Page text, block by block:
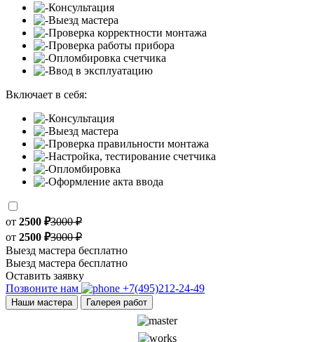
Консультация
Выезд мастера
Проверка корректности монтажа
Проверка работы прибора
Опломбировка счетчика
Ввод в эксплуатацию
Включает в себя:
Консультация
Выезд мастера
Проверка правильности монтажа
Настройка, тестирование счетчика
Опломбировка
Оформление акта ввода
от 2500 ₽3000 ₽
от 2500 ₽3000 ₽
Выезд мастера бесплатно
Выезд мастера бесплатно
Оставить заявку
Позвоните нам
+7(495)212-24-49
Наши мастера Галерея работ